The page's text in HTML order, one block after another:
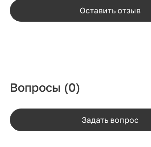
Оставить отзыв
Вопросы (0)
Задать вопрос